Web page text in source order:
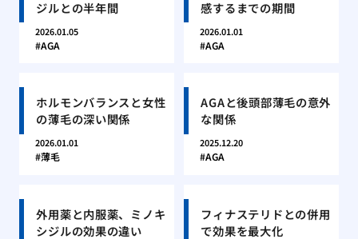
ジルとの半年間
2026.01.05
AGA
感するまでの期間
2026.01.01
AGA
ホルモンバランスと女性
の薄毛の深い関係
2026.01.01
薄毛
AGAと後頭部薄毛の意外
な関係
2025.12.20
AGA
外用薬と内服薬、ミノキ
シジルの効果の違い
フィナステリドとの併用
で効果を最大化